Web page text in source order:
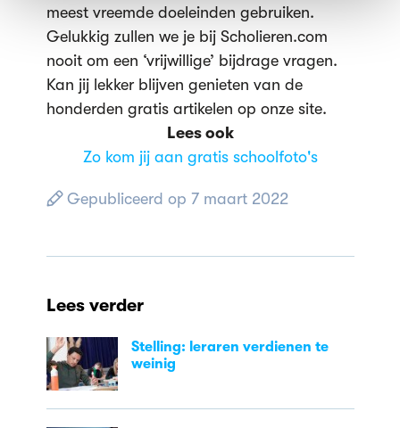
meest vreemde doeleinden gebruiken.
Gelukkig zullen we je bij Scholieren.com
nooit om een ‘vrijwillige’ bijdrage vragen.
Kan jij lekker blijven genieten van de
honderden gratis artikelen op onze site.
Lees ook
Zo kom jij aan gratis schoolfoto's
Gepubliceerd op 7 maart 2022
Lees verder
Stelling: leraren verdienen te
weinig